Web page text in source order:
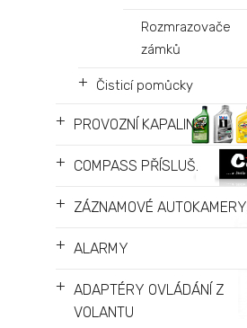
Rozmrazovače
zámků
+ Čisticí pomůcky
+ PROVOZNÍ KAPALINY
+ COMPASS PŘÍSLUŠ.
+ ZÁZNAMOVÉ AUTOKAMERY
+ ALARMY
+ ADAPTÉRY OVLÁDÁNÍ Z
VOLANTU